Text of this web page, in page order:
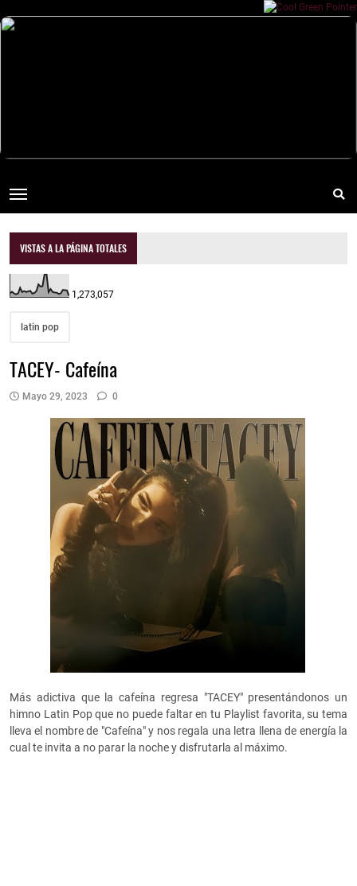
VISTAS A LA PÁGINA TOTALES
1,273,057
latin pop
TACEY- Cafeína
Mayo 29, 2023 0
Más adictiva que la cafeína regresa "TACEY" presentándonos un
himno Latin Pop que no puede faltar en tu Playlist favorita, su tema
lleva el nombre de "Cafeína" y nos regala una letra llena de energía la
cual te invita a no parar la noche y disfrutarla al máximo.